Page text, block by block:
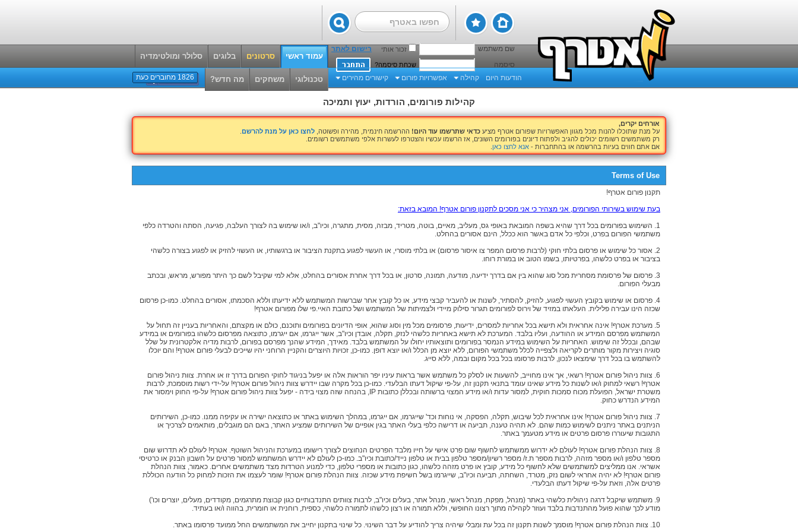
שם משתמש זכור אותי
רישום לאתר
סיסמה
שכחת סיסמה?
עמוד ראשי
הודעות היום קהילה אפשרויות פורום קישורים מהירים
סרטונים בלוגים סלולר ומולטימדיה
טכנולוגי משחקים מה חדש? 1826 מחוברים כעת
קהילות פורומים, הורדות, יעוץ ותמיכה
אורחים יקרים,
על מנת שתוכלו להנות מכל מגוון האפשרויות שפורום אטרף מציע כדאי שתרשמו עוד היום! ההרשמה חינמית, מהירה ופשוטה, לחצו כאן על מנת להרשם
רק משתמשים רשומים יכולים להגיב ולפתוח דיונים בפורומים השונים, אז הרשמו עכשיו והצטרפו לעשרות אלפי משתמשים רשומים.
אם אתם חווים בעיות בהרשמה או בהתחברות - אנא לחצו כאן
Terms of Use
תקנון פורום אטרף!
בעת שימוש בשירותי הפורומים, אני מצהיר כי אני מסכים לתקנון פורום אטרף! המובא בזאת:
1. השימוש בפורומים בכל דרך שהיא בשפה המובאת באופי גס, מעליב, מאיים, בוטה, מטריד, מבזה, מסית, מתגרה, וכיו"ב, ו/או שימוש בה לצורך העלבה, פגיעה, הסתה והטרדה כלפי
משתמשי הפורום בפרט, וכלפי כל אדם באשר הוא ככלל, הינם אסורים בהחלט.
2. אסור כל שימוש או פרסום בלתי חוקי (לרבות פרסום המפר צו איסור פרסום) או בלתי מוסרי, או העשוי לפגוע בתקנת הציבור או ברגשותיו, או העשוי להזיק או לפגוע בצורה כלשהי
בציבור או בפרט כלשהו, בפרטיותו, בשמו הטוב או במורת רוחו.
3. פרסום של פרסומת מסחרית מכל סוג שהוא בין אם בדרך ידיעה, מודעה, תמונה, סרטון, או בכל דרך אחרת אסורים בהחלט, אלא למי שקיבל לשם כך היתר מפורש, מראש, ובכתב
מבעלי הפורום.
4. פרסום או שימוש בקובץ העשוי לפגוע, להזיק, להסתיר, לשנות או להעביר קבצי מידע, או כל קובץ אחר שברשות המשתמש ללא ידיעתו וללא הסכמתו, אסורים בהחלט. כמו-כן פרסום
שכזה הינו עבירה פלילית. העלאתו במזיד של וירוס לפורומים תגרור סילוק מיידי ולצמיתות של המשתמש ושל כתובת האיי.פי שלו מפורום אטרף!
5. מערכת אטרף! אינה אחראית ולא תישא בכל אחריות למסרים, ידיעות, פרסומים מכל מין וסוג שהוא, אופי הדיונים בפורומים ותוכנם, כולם או מקצתם, והאחריות בעניין זה תחול על
המשתמש מפרסם המידע או ההודעה, ועליו בלבד. המערכת לא תישא באחריות כלשהי לנזק, תקלה, אובדן וכיו"ב, אשר ייגרמו, אם ייגרמו, כתוצאה מפרסום כלשהו בפורומים או במידע
שבהם, ובכלל זה שימוש. האחריות על השימוש במידע הנמסר בפורומים ותוצאותיו יחולו על המשתמש בלבד. מאידך, המידע שהנך מפרסם בפורום, לרבות מדיה אלקטרונית על שלל
סוגיה ויצירות מקור מותרים לקריאה ולצפייה לכלל משתמשי הפורום, ללא יוצא מן הכלל ו/או יוצא דופן. כמו-כן, זכויות היוצרים והקניין הרוחני יהיו שייכים לבעלי פורום אטרף! והם יוכלו
להשתמש בו בכל דרך שימצאו לנכון, לרבות פרסומו בכל בכל מקום ובמה, ללא סייג.
6. צוות ניהול פורום אטרף! רשאי, אך אינו מחוייב, להשעות או לסלק כל משתמש אשר בראות עיניו יפר הוראות אלה או יפעל בניגוד לחוקי הפורום בדרך זו או אחרת. צוות ניהול פורום
אטרף! רשאי למחוק ו/או לשנות כל מידע שאינו עומד בתנאי תקנון זה, על-פי שיקול דעתו הבלעדי. כמו-כן בכל מקרה שבו יידרש צוות ניהול פורום אטרף! על-ידי רשות מוסמכת, לרבות
משטרת ישראל, הפועלת מכוח סמכות חוקית, למסור עדות ו/או מידע המצוי ברשותה ובכללן כתובות IP, בהנחה שזה מצוי בידה - יפעל צוות ניהול פורום אטרף! על-פי החוק וימסור את
המידע הנדרש כחוק.
7. צוות ניהול פורום אטרף! אינו אחראית לכל שיבוש, תקלה, הפסקה, אי נוחות וכד' שייגרמו, אם ייגרמו, במהלך השימוש באתר או כתוצאה ישירה או עקיפה ממנו. כמו-כן, השירותים
הניתנים באתר ניתנים לשימוש כמות שהם. לא תהיה טענה, תביעה או דרישה כלפי בעלי האתר בגין אופיים של השירותים שמציע האתר, באם הם מוגבלים, מותאמים לצרכיך או
התגובות שיעוררו פרסום פרטים או מידע מטעמך באתר.
8. צוות הנהלת פורום אטרף! לעולם לא ידרוש ממשתמש לחשוף שום פרט אישי על חייו מלבד הפרטים הנחוצים לצורך רישומו במערכת והניהול השוטף. אטרף! לעולם לא תדרוש שום
מספר טלפון ו/או מספר מזהה, לרבות מספר ת.ז/ מספר רשיון/מספר טלפון בבית או טלפון נייד/כתובת וכיו"ב. כמו-כן לעולם לא יידרש המשתמש למסור פרטים על חשבון הבנק או כרטיסי
אשראי. אנו ממליצים למשתמשים שלא לחשוף כל מידע, קובץ או פרט מזהה כלשהו, כגון כתובות או מספרי טלפון, כדי למנוע הטרדות מצד משתמשים אחרים. כאמור, צוות הנהלת
פורום אטרף! לא יהיה אחראי לשום נזק, מטרד, השחתה, תביעה וכיו"ב, שייגרמו בשל חשיפת מידע שכזה. צוות הנהלת פורום אטרף! שומר לעצמו את הזכות למחוק כל הודעה הכוללת
פרטים אלה, וזאת על-פי שיקול דעתו הבלעדי.
9. משתמש שיקבל דרגה ניהולית כלשהי באתר (מנהל, מפקח, מנהל ראשי, מנהל אתר, בעלים וכיו"ב, לרבות צוותים התנדבותיים כגון קבוצת מתרגמים, מקודדים, מעלים, יוצרים וכו')
מודע לכך שהוא פועל מהתנדבות בלבד ועוזר לקהילה מתוך רצונו החופשי, וללא תמורה או רצון כלשהו לתמורה כלשהי, כספית, רוחנית או חומרית, בהווה ו/או בעתיד.
10. צוות הנהלת פורום אטרף! מוסמך לשנות תקנון זה בכל עת ומבלי שיהיה צריך להודיע על דבר השינוי. כל שינוי בתקנון יחייב את המשתמשים החל ממועד פרסומו באתר.